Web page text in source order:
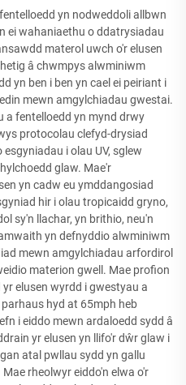
yn nodweddoli allbwn
ei wahaniaethu o ddatrysiadau
materol uwch o'r elusen
â chwmpys alwminiwm
yn ben i ben yn cael ei peiriant i
mewn amgylchiadau gwestai.
a fentelloedd yn mynd drwy
protocolau clefyd-drysiad
i olau UV, sglew
glaw. Mae'r
yn cadw eu ymddangosiad
hir i olau tropicaidd gryno,
sy'n llachar, yn brithio, neu'n
yn defnyddio alwminiwm
mewn amgylchiadau arfordirol
materion gwell. Mae profion
elusen wyrdd i gwestyau a
hyd at 65mph heb
i eiddo mewn ardaloedd sydd â
yr elusen yn llifo'r dŵr glaw i
atal pwllau sydd yn gallu
rheolwyr eiddo'n elwa o'r